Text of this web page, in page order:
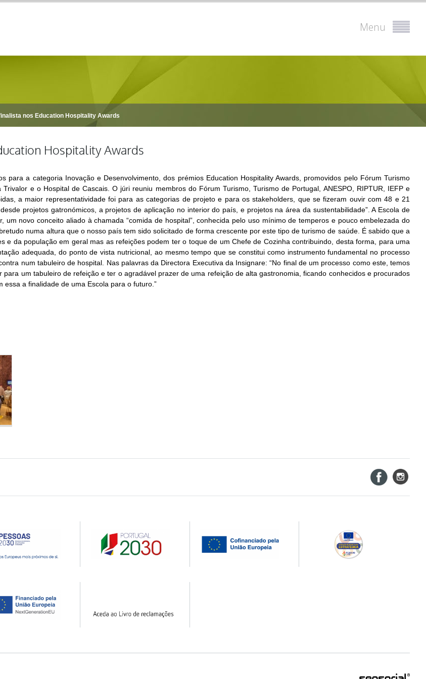
Menu
nos Education Hospitality Awards
Hospitality Awards
para a categoria Inovação e Desenvolvimento, dos prémios Education Hospitality Awards, promovidos pelo Fórum Turismo
e o Hospital de Cascais. O júri reuniu membros do Fórum Turismo, Turismo de Portugal, ANESPO, RIPTUR, IEFP e
a maior representatividade foi para as categorias de projeto e para os stakeholders, que se fizeram ouvir com 48 e 21
projetos gatronómicos, a projetos de aplicação no interior do país, e projetos na área da sustentabilidade”. A Escola de
novo conceito aliado à chamada “comida de hospital”, conhecida pelo uso mínimo de temperos e pouco embelezada do
numa altura que o nosso país tem sido solicitado de forma crescente por este tipo de turismo de saúde. É sabido que a
da população em geral mas as refeições podem ter o toque de um Chefe de Cozinha contribuindo, desta forma, para uma
adequada, do ponto de vista nutricional, ao mesmo tempo que se constitui como instrumento fundamental no processo
num tabuleiro de hospital. Nas palavras da Directora Executiva da Insignare: “No final de um processo como este, temos
um tabuleiro de refeição e ter o agradável prazer de uma refeição de alta gastronomia, ficando conhecidos e procurados
a finalidade de uma Escola para o futuro.”